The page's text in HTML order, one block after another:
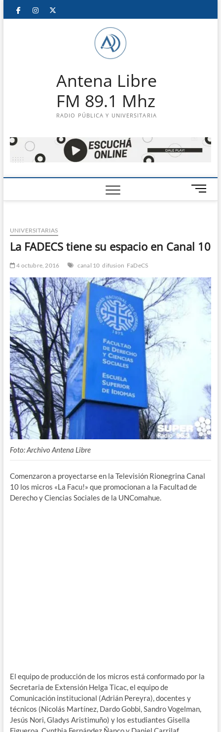
Saltar
FacebookInstagram
Antena Libre
FM 89.1 Mhz
RADIO PÚBLICA Y UNIVERSITARIA
B
o
d
n
UNIVERSITARIAS
La FADECS tiene su espacio en Canal 10
4 octubre, 2016 canal 10 difusion FaDeCS
Foto: Archivo Antena Libre
Comenzaron a proyectarse en la Televisión Rionegrina Canal
10 los micros «La Facu!» que promocionan a la Facultad de
Derecho y Ciencias Sociales de la UNComahue.
El equipo de producción de los micros está conformado por la
Secretaria de Extensión Helga Ticac, el equipo de
Comunicación institucional (Adrián Pereyra), docentes y
técnicos (Nicolás Martínez, Dardo Gobbi, Sandro Vogelman,
Jesús Nori, Gladys Aristimuño) y los estudiantes Gisella